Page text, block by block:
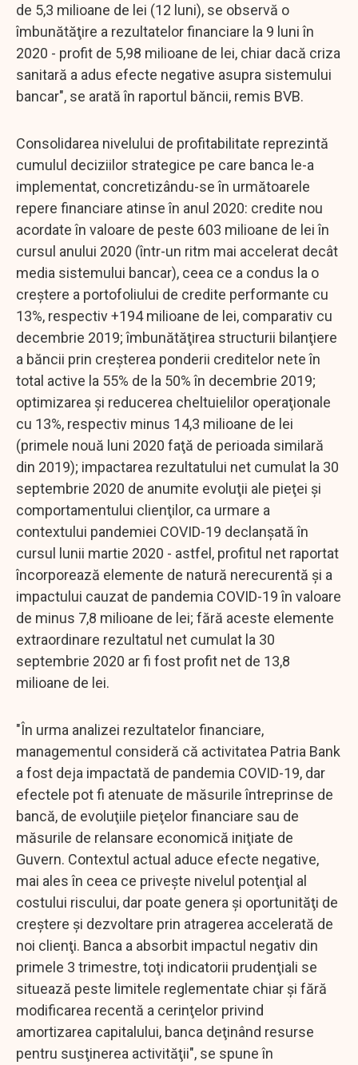
de 5,3 milioane de lei (12 luni), se observă o
îmbunătăţire a rezultatelor financiare la 9 luni în
2020 - profit de 5,98 milioane de lei, chiar dacă criza
sanitară a adus efecte negative asupra sistemului
bancar", se arată în raportul băncii, remis BVB.
Consolidarea nivelului de profitabilitate reprezintă
cumulul deciziilor strategice pe care banca le-a
implementat, concretizându-se în următoarele
repere financiare atinse în anul 2020: credite nou
acordate în valoare de peste 603 milioane de lei în
cursul anului 2020 (într-un ritm mai accelerat decât
media sistemului bancar), ceea ce a condus la o
creştere a portofoliului de credite performante cu
13%, respectiv +194 milioane de lei, comparativ cu
decembrie 2019; îmbunătăţirea structurii bilanţiere
a băncii prin creşterea ponderii creditelor nete în
total active la 55% de la 50% în decembrie 2019;
optimizarea şi reducerea cheltuielilor operaţionale
cu 13%, respectiv minus 14,3 milioane de lei
(primele nouă luni 2020 faţă de perioada similară
din 2019); impactarea rezultatului net cumulat la 30
septembrie 2020 de anumite evoluţii ale pieţei şi
comportamentului clienţilor, ca urmare a
contextului pandemiei COVID-19 declanşată în
cursul lunii martie 2020 - astfel, profitul net raportat
încorporează elemente de natură nerecurentă şi a
impactului cauzat de pandemia COVID-19 în valoare
de minus 7,8 milioane de lei; fără aceste elemente
extraordinare rezultatul net cumulat la 30
septembrie 2020 ar fi fost profit net de 13,8
milioane de lei.
"În urma analizei rezultatelor financiare,
managementul consideră că activitatea Patria Bank
a fost deja impactată de pandemia COVID-19, dar
efectele pot fi atenuate de măsurile întreprinse de
bancă, de evoluţiile pieţelor financiare sau de
măsurile de relansare economică iniţiate de
Guvern. Contextul actual aduce efecte negative,
mai ales în ceea ce priveşte nivelul potenţial al
costului riscului, dar poate genera şi oportunităţi de
creştere şi dezvoltare prin atragerea accelerată de
noi clienţi. Banca a absorbit impactul negativ din
primele 3 trimestre, toţi indicatorii prudenţiali se
situează peste limitele reglementate chiar şi fără
modificarea recentă a cerinţelor privind
amortizarea capitalului, banca deţinând resurse
pentru susţinerea activităţii", se spune în